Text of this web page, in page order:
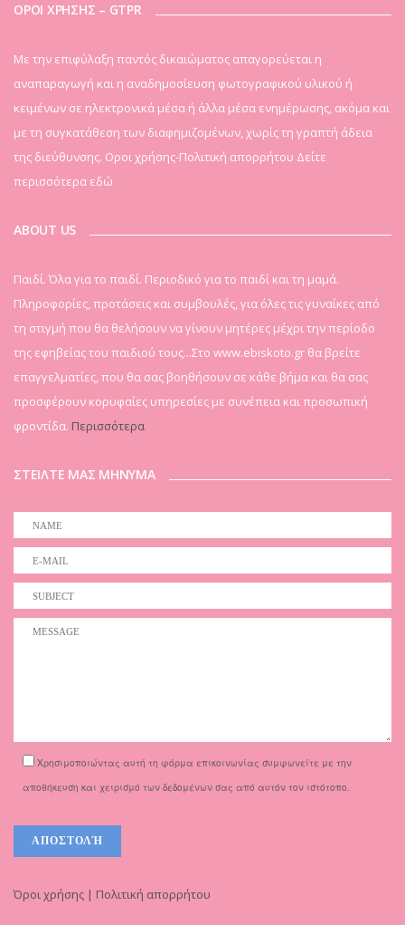
ΟΡΟΙ ΧΡΗΣΗΣ – GTPR
Mε την επιφύλαξη παντός δικαιώματος απαγορεύεται η
αναπαραγωγή και η αναδημοσίευση φωτογραφικού υλικού ή
κειμένων σε ηλεκτρονικά μέσα ή άλλα μέσα ενημέρωσης, ακόμα και
με τη συγκατάθεση των διαφημιζομένων, χωρίς τη γραπτή άδεια
της διεύθυνσης. Οροι χρήσης-Πολιτική απορρήτου Δείτε
περισσότερα εδώ
ABOUT US
Παιδί. Όλα για το παιδί. Περιοδικό για το παιδί και τη μαμά.
Πληροφορίες, προτάσεις και συμβουλές, για όλες τις γυναίκες από
τη στιγμή που θα θελήσουν να γίνουν μητέρες μέχρι την περίοδο
της εφηβείας του παιδιού τους...Στο www.ebiskoto.gr θα βρείτε
επαγγελματίες, που θα σας βοηθήσουν σε κάθε βήμα και θα σας
προσφέρουν κορυφαίες υπηρεσίες με συνέπεια και προσωπική
φροντίδα. Περισσότερα
ΣΤΕΙΛΤΕ ΜΑΣ ΜΗΝΥΜΑ
Χρησιμοποιώντας αυτή τη φόρμα επικοινωνίας συμφωνείτε με την
αποθήκευση και χειρισμό των δεδομένων σας από αυτόν τον ιστότοπο.
Όροι χρήσης | Πολιτική απορρήτου